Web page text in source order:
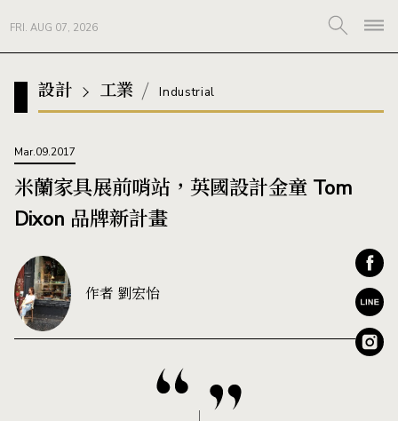
FRI. AUG 07, 2026
設計 工業 Industrial
Mar.09.2017
米蘭家具展前哨站，英國設計金童 Tom
Dixon 品牌新計畫
作者 劉宏怡